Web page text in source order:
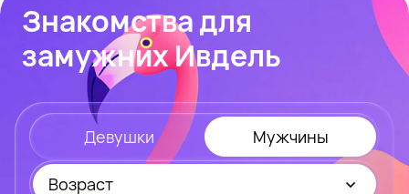
Знакомства для
замужних Ивдель
Девушки Мужчины
Возраст